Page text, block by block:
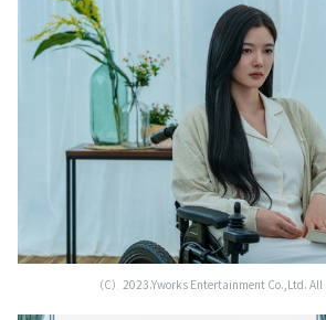
（C）2023.Yworks Entertainment Co.,Ltd.